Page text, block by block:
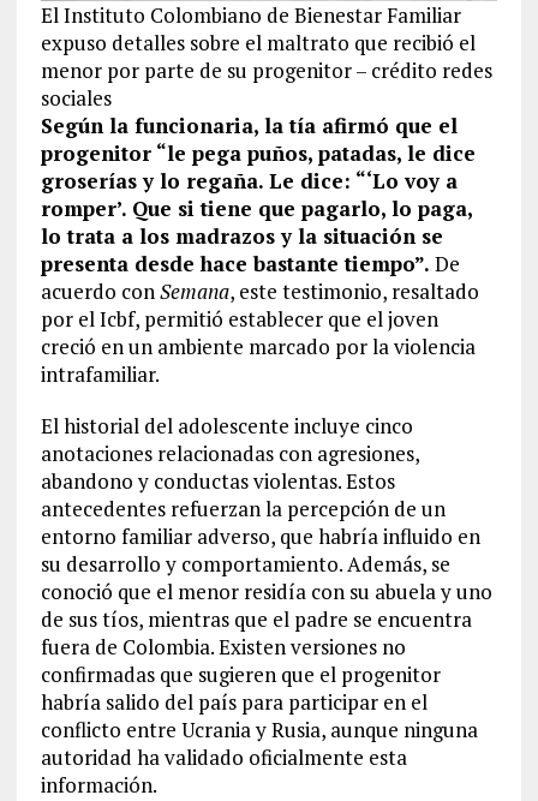
El Instituto Colombiano de Bienestar Familiar
expuso detalles sobre el maltrato que recibió el
menor por parte de su progenitor – crédito redes
sociales
Según la funcionaria, la tía afirmó que el
progenitor “le pega puños, patadas, le dice
groserías y lo regaña. Le dice: “‘Lo voy a
romper’. Que si tiene que pagarlo, lo paga,
lo trata a los madrazos y la situación se
presenta desde hace bastante tiempo”. De
acuerdo conSemana, este testimonio, resaltado
por el Icbf, permitió establecer que el joven
creció en un ambiente marcado por la violencia
intrafamiliar.
El historial del adolescente incluye cinco
anotaciones relacionadas con agresiones,
abandono y conductas violentas. Estos
antecedentes refuerzan la percepción de un
entorno familiar adverso, que habría influido en
su desarrollo y comportamiento. Además, se
conoció que el menor residía con su abuela y uno
de sus tíos, mientras que el padre se encuentra
fuera de Colombia. Existen versiones no
confirmadas que sugieren que el progenitor
habría salido del país para participar en el
conflicto entre Ucrania y Rusia, aunque ninguna
autoridad ha validado oficialmente esta
información.